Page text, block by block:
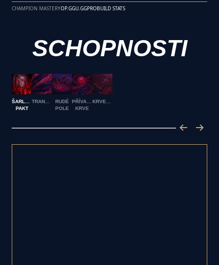
CHAMPION MASTERYOP.GGU.GGPROBUILD STATS
SCHOPNOSTI
ŠARLATOVÝ
PAKT
RUDÉ
POLE
PŘÍVALY
KRVE